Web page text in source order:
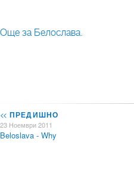
Още за Белослава.
<< ПРЕДИШНО
23 Ноември 2011
Beloslava - Why